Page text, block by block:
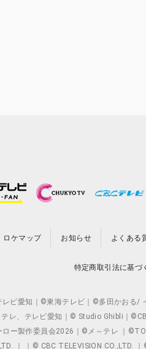
ロケマップ お知らせ よくある
特定商取引法に基づ
ビ愛知｜©東海テレビ｜©多田かおる
レ、テレビ愛知｜© Studio Ghibli｜
製作委員会2026｜©メ～テレ ｜
｜ ｜© CBC TELEVISION